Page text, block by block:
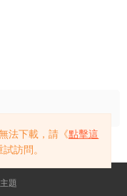
主題
法下載，請《點擊這
訪問。